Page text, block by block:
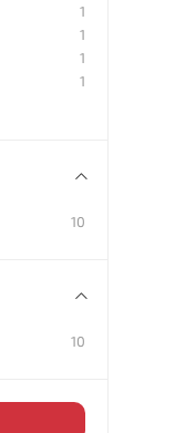
1
1
1
1
10
10